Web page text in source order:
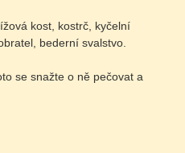
kost, kostrč, kyčelní
bederní svalstvo.
se snažte o ně pečovat a